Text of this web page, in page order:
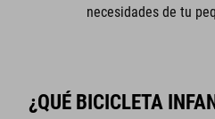
necesidades de tu
¿QUÉ BICICLETA